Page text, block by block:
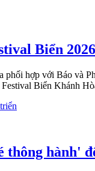
Biển 2026
hợp với Báo và
Biển Khánh
thông hành'